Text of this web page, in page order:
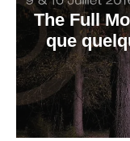
The Full
que